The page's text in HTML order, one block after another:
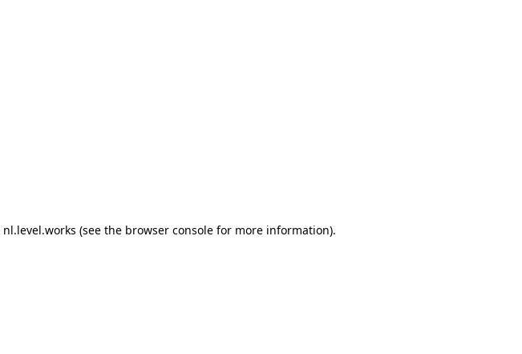
nl.level.works (see the browser console for more information).